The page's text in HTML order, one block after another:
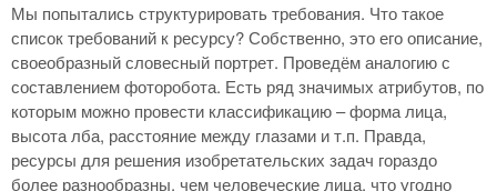
Мы попытались структурировать требования. Что такое
список требований к ресурсу? Собственно, это его описание,
своеобразный словесный портрет. Проведём аналогию с
составлением фоторобота. Есть ряд значимых атрибутов, по
которым можно провести классификацию – форма лица,
высота лба, расстояние между глазами и т.п. Правда,
ресурсы для решения изобретательских задач гораздо
более разнообразны, чем человеческие лица, что угодно